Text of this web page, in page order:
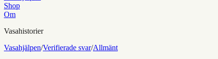
Shop
Om
Vasahistorier
Vasahjälpen/Verifierade svar/Allmänt